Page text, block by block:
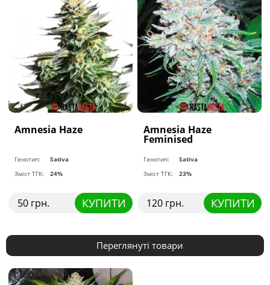
Amnesia Haze
Генотип:
Sativa
Зміст ТГК:
24%
50 грн. КУПИТИ
Amnesia Haze
Feminised
Генотип:
Sativa
Зміст ТГК:
23%
120 грн. КУПИТИ
Переглянуті товари